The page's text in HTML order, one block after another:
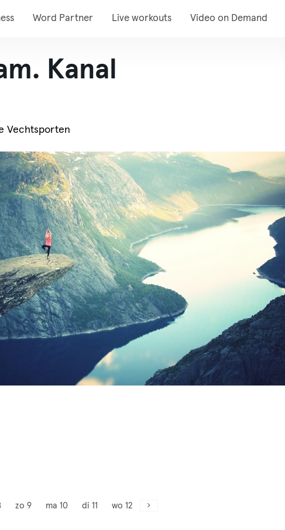
Word Partner Live workouts Video on Demand
Kanal
Vechtsporten
zo 9 ma 10 di 11 wo 12